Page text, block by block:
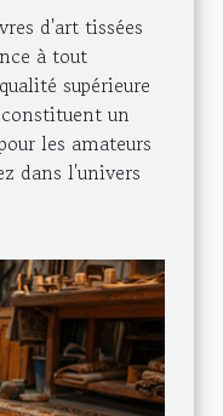
d'art tissées
à tout
supérieure
un
les amateurs
dans l'univers